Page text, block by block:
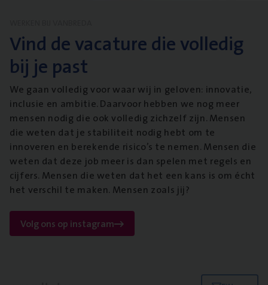
Vind de vacature die volledig
bij je past
We gaan volledig voor waar wij in geloven: innovatie,
inclusie en ambitie. Daarvoor hebben we nog meer
mensen nodig die ook volledig zichzelf zijn. Mensen
die weten dat je stabiliteit nodig hebt om te
innoveren en berekende risico’s te nemen. Mensen die
weten dat deze job meer is dan spelen met regels en
cijfers. Mensen die weten dat het een kans is om écht
het verschil te maken. Mensen zoals jij?
Volg ons op instagram